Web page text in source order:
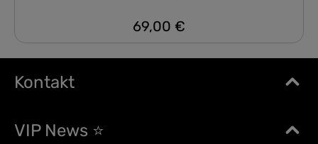
Regulärer Preis:
69,00 €
Kontakt
VIP News ⭐